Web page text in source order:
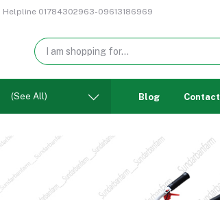
Helpline 01784302963-09613186969
(See All) Blog Contact